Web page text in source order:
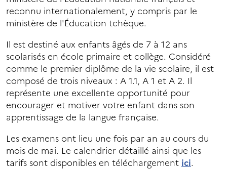
reconnu internationalement, y compris par le
ministère de l'Éducation tchèque.
Il est destiné aux enfants âgés de 7 à 12 ans
scolarisés en école primaire et collège. Considéré
comme le premier diplôme de la vie scolaire, il est
composé de trois niveaux : A 1.1, A 1 et A 2. Il
représente une excellente opportunité pour
encourager et motiver votre enfant dans son
apprentissage de la langue française.
Les examens ont lieu une fois par an au cours du
mois de mai. Le calendrier détaillé ainsi que les
tarifs sont disponibles en téléchargement ici.